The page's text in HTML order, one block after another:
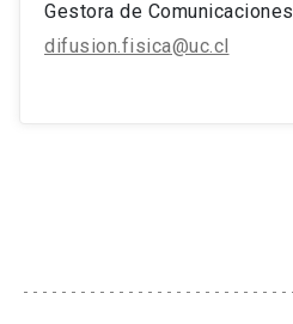
Gestora de Comunicaciones
difusion.fisica@uc.cl